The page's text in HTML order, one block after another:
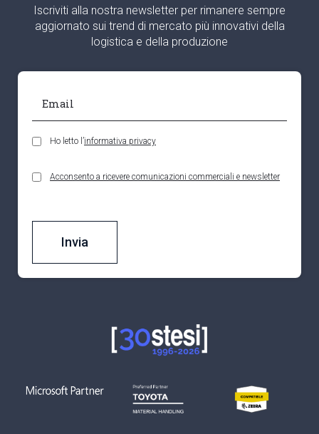
Iscriviti alla nostra newsletter per rimanere sempre
aggiornato sui trend di mercato più innovativi della
logistica e della produzione
Ho letto l’informativa privacy
Acconsento a ricevere comunicazioni commerciali e newsletter